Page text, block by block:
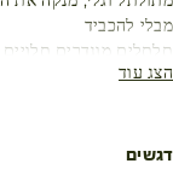
מבלי להכביד
תלתלים מוגדרים
הפשתן האורגני מעניק
הצג עוד
דגשים